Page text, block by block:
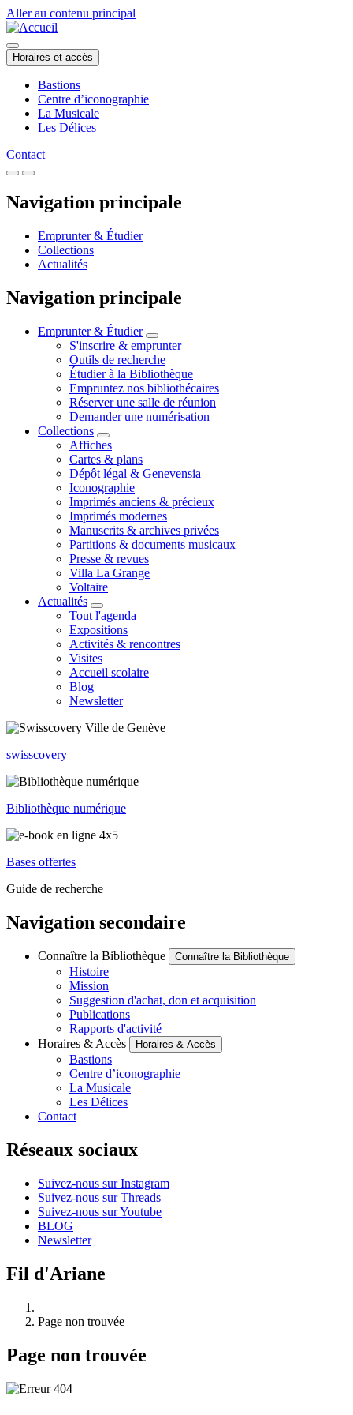
Aller au contenu principal
Horaires et accès
Bastions
Centre d’iconographie
La Musicale
Les Délices
Contact
Navigation principale
Emprunter & Étudier
Collections
Actualités
Navigation principale
Emprunter & Étudier
S'inscrire & emprunter
Outils de recherche
Étudier à la Bibliothèque
Empruntez nos bibliothécaires
Réserver une salle de réunion
Demander une numérisation
Collections
Affiches
Cartes & plans
Dépôt légal & Genevensia
Iconographie
Imprimés anciens & précieux
Imprimés modernes
Manuscrits & archives privées
Partitions & documents musicaux
Presse & revues
Villa La Grange
Voltaire
Actualités
Tout l'agenda
Expositions
Activités & rencontres
Visites
Accueil scolaire
Blog
Newsletter
swisscovery
Bibliothèque numérique
Bases offertes
Guide de recherche
Navigation secondaire
Connaître la Bibliothèque Connaître la Bibliothèque
Histoire
Mission
Suggestion d'achat, don et acquisition
Publications
Rapports d'activité
Horaires & Accès
Horaires & Accès
Bastions
Centre d’iconographie
La Musicale
Les Délices
Contact
Réseaux sociaux
Suivez-nous sur Instagram
Suivez-nous sur Threads
Suivez-nous sur Youtube
BLOG
Newsletter
Fil d'Ariane
Page non trouvée
Page non trouvée